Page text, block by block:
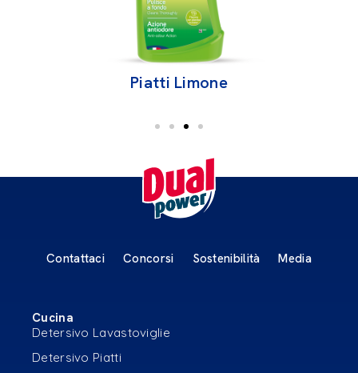
Piatti Limone
Contattaci Concorsi Sostenibilità Media
Cucina
Detersivo Lavastoviglie
Detersivo Piatti